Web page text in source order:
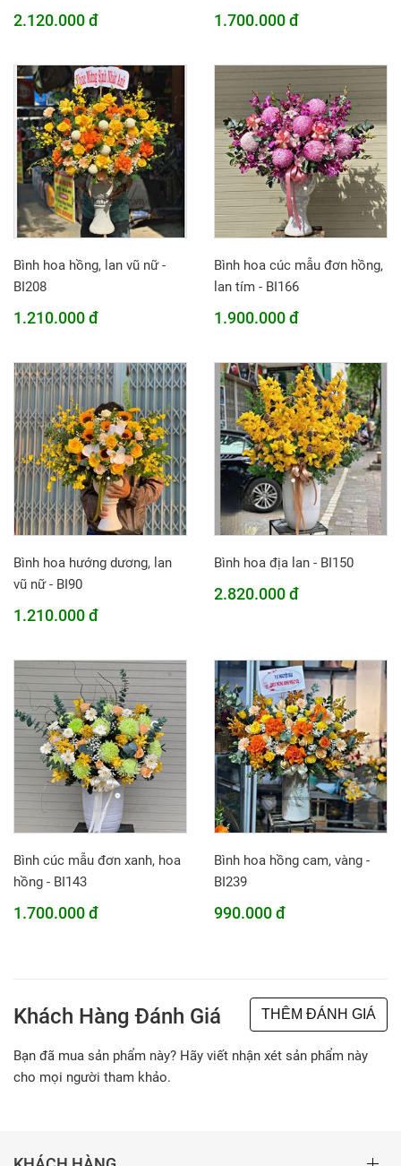
2.120.000 đ 1.700.000 đ
Bình hoa hồng, lan vũ nữ -
BI208
1.210.000 đ
Bình hoa cúc mẫu đơn hồng,
lan tím - BI166
1.900.000 đ
Bình hoa hướng dương, lan
vũ nữ - BI90
1.210.000 đ
Bình hoa địa lan - BI150
2.820.000 đ
Bình cúc mẫu đơn xanh, hoa
hồng - BI143
1.700.000 đ
Bình hoa hồng cam, vàng -
BI239
990.000 đ
Khách Hàng Đánh Giá THÊM ĐÁNH GIÁ
Bạn đã mua sản phẩm này? Hãy viết nhận xét sản phẩm này
cho mọi người tham khảo.